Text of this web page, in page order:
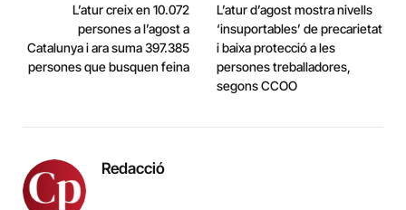
L’atur creix en 10.072
persones a l’agost a
Catalunya i ara suma 397.385
persones que busquen feina
L’atur d’agost mostra nivells
‘insuportables’ de precarietat
i baixa protecció a les
persones treballadores,
segons CCOO
Redacció